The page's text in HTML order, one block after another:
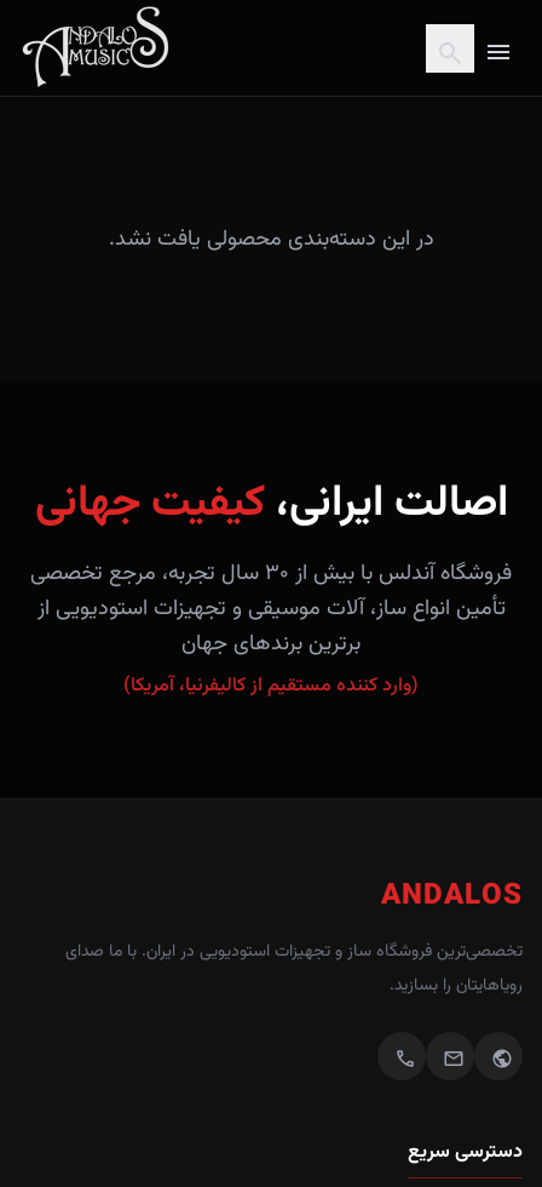
menu
search
در این دسته‌بندی محصولی یافت نشد.
اصالت ایرانی،کیفیت جهانی
فروشگاه آندلس با بیش از ۳۰ سال تجربه، مرجع تخصصی
تأمین انواع ساز، آلات موسیقی و تجهیزات استودیویی از
برترین برندهای جهان
(وارد کننده مستقیم از کالیفرنیا، آمریکا)
ANDALOS
تخصصی‌ترین فروشگاه ساز و تجهیزات استودیویی در ایران. با ما صدای
رویاهایتان را بسازید.
public
mail
call
دسترسی سریع